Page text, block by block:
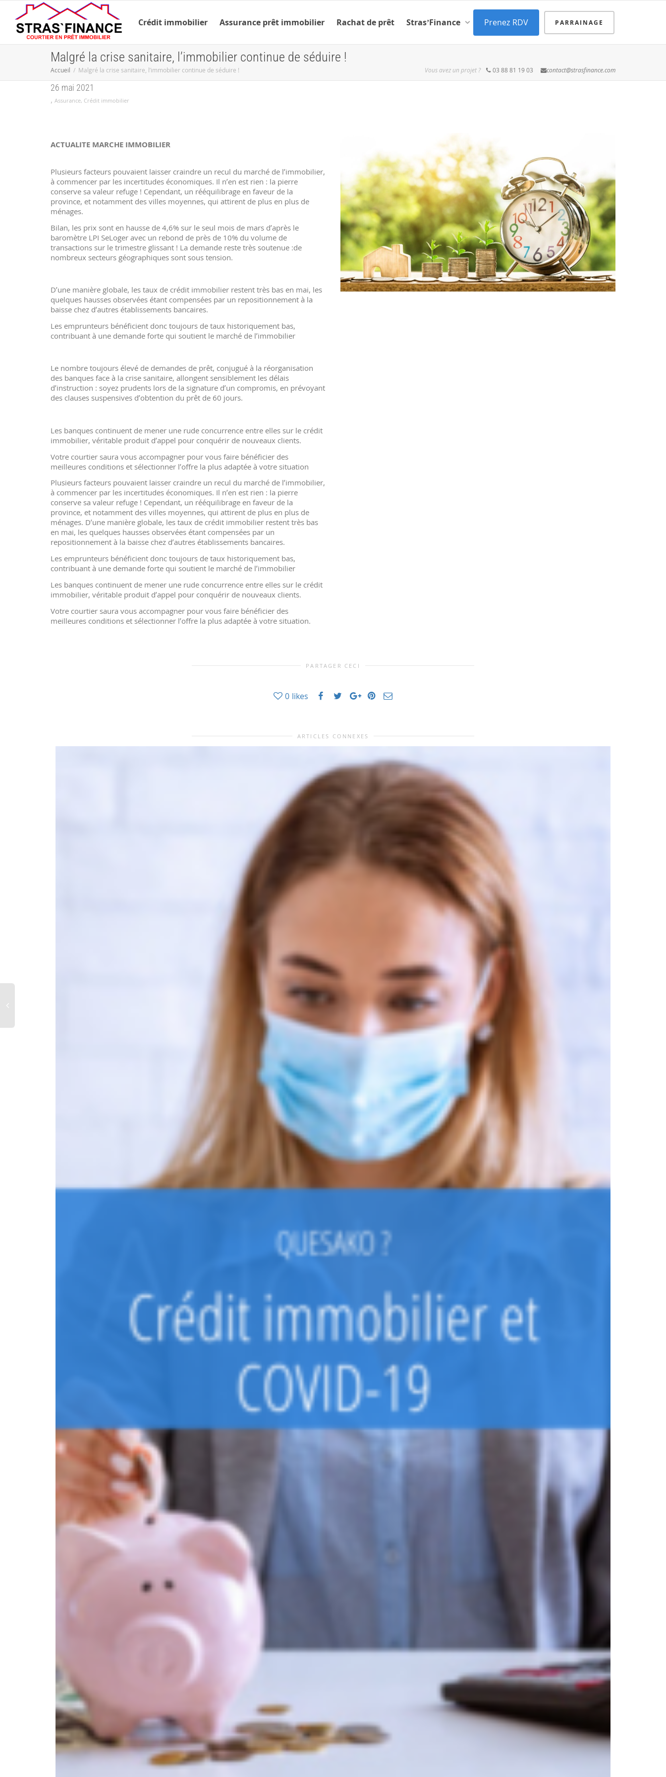
Crédit immobilier Assurance prêt immobilier Rachat de prêt Stras’Finance Prenez RDV PARRAINAGE
Malgré la crise sanitaire, l’immobilier continue de séduire !
Accueil Malgré la crise sanitaire, l’immobilier continue de séduire ! Vous avez un projet ? 03 88 81 19 03 contact@strasfinance.com
26 mai 2021
, Assurance, Crédit immobilier
ACTUALITE MARCHE IMMOBILIER
Plusieurs facteurs pouvaient laisser craindre un recul du marché de l’immobilier,
à commencer par les incertitudes économiques. Il n’en est rien : la pierre
conserve sa valeur refuge ! Cependant, un rééquilibrage en faveur de la
province, et notamment des villes moyennes, qui attirent de plus en plus de
ménages.
Bilan, les prix sont en hausse de 4,6% sur le seul mois de mars d’après le
baromètre LPI SeLoger avec un rebond de près de 10% du volume de
transactions sur le trimestre glissant ! La demande reste très soutenue :de
nombreux secteurs géographiques sont sous tension.
D’une manière globale, les taux de crédit immobilier restent très bas en mai, les
quelques hausses observées étant compensées par un repositionnement à la
baisse chez d’autres établissements bancaires.
Les emprunteurs bénéficient donc toujours de taux historiquement bas,
contribuant à une demande forte qui soutient le marché de l’immobilier
Le nombre toujours élevé de demandes de prêt, conjugué à la réorganisation
des banques face à la crise sanitaire, allongent sensiblement les délais
d’instruction : soyez prudents lors de la signature d’un compromis, en prévoyant
des clauses suspensives d’obtention du prêt de 60 jours.
Les banques continuent de mener une rude concurrence entre elles sur le crédit
immobilier, véritable produit d’appel pour conquérir de nouveaux clients.
Votre courtier saura vous accompagner pour vous faire bénéficier des
meilleures conditions et sélectionner l’offre la plus adaptée à votre situation
Plusieurs facteurs pouvaient laisser craindre un recul du marché de l’immobilier,
à commencer par les incertitudes économiques. Il n’en est rien : la pierre
conserve sa valeur refuge ! Cependant, un rééquilibrage en faveur de la
province, et notamment des villes moyennes, qui attirent de plus en plus de
ménages. D’une manière globale, les taux de crédit immobilier restent très bas
en mai, les quelques hausses observées étant compensées par un
repositionnement à la baisse chez d’autres établissements bancaires.
Les emprunteurs bénéficient donc toujours de taux historiquement bas,
contribuant à une demande forte qui soutient le marché de l’immobilier
Les banques continuent de mener une rude concurrence entre elles sur le crédit
immobilier, véritable produit d’appel pour conquérir de nouveaux clients.
Votre courtier saura vous accompagner pour vous faire bénéficier des
meilleures conditions et sélectionner l’offre la plus adaptée à votre situation.
PARTAGER CECI
0 likes
ARTICLES CONNEXES